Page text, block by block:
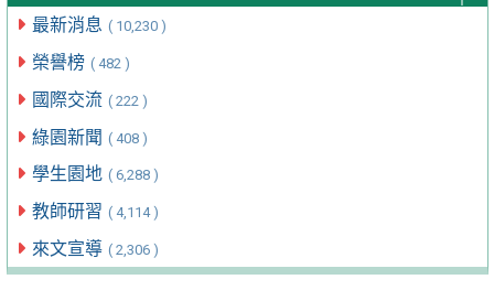
最新消息 ( 10,230 )
榮譽榜 ( 482 )
國際交流 ( 222 )
綠園新聞 ( 408 )
學生園地 ( 6,288 )
教師研習 ( 4,114 )
來文宣導 ( 2,306 )